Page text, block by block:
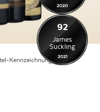
Kennzeichnung
2020
92
James
Suckling
2021